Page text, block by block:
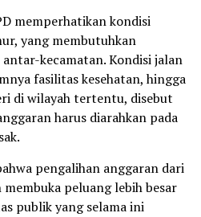
memperhatikan kondisi
yang membutuhkan
kecamatan. Kondisi jalan
fasilitas kesehatan, hingga
di wilayah tertentu, disebut
harus diarahkan pada
pengalihan anggaran dari
peluang lebih besar
publik yang selama ini